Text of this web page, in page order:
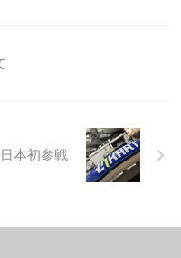
本初参戦